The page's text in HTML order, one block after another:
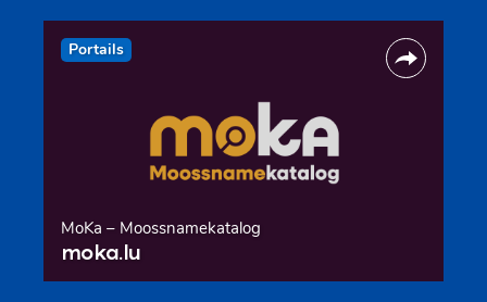
Portails
MoKa – Moossnamekatalog
moka.lu